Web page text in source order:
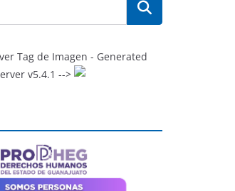
Tag de Imagen - Generated
v5.4.1 -->